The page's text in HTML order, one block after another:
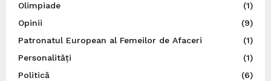
Olimpiade
(1)
Opinii
(9)
Patronatul European al Femeilor de Afaceri
(1)
Personalități
(1)
Politică
(6)